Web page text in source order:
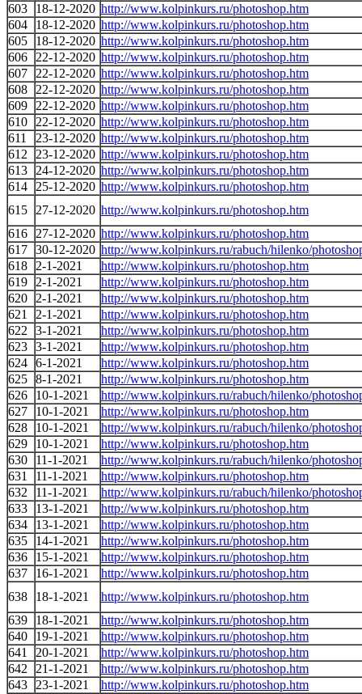
603
18-12-2020 http://www.kolpinkurs.ru/photoshop.htm
604
18-12-2020 http://www.kolpinkurs.ru/photoshop.htm
605
18-12-2020 http://www.kolpinkurs.ru/photoshop.htm
606
22-12-2020 http://www.kolpinkurs.ru/photoshop.htm
607
22-12-2020 http://www.kolpinkurs.ru/photoshop.htm
608
22-12-2020 http://www.kolpinkurs.ru/photoshop.htm
609
22-12-2020 http://www.kolpinkurs.ru/photoshop.htm
610
22-12-2020 http://www.kolpinkurs.ru/photoshop.htm
611
23-12-2020 http://www.kolpinkurs.ru/photoshop.htm
612
23-12-2020 http://www.kolpinkurs.ru/photoshop.htm
613
24-12-2020 http://www.kolpinkurs.ru/photoshop.htm
614
25-12-2020 http://www.kolpinkurs.ru/photoshop.htm
615
27-12-2020 http://www.kolpinkurs.ru/photoshop.htm
616
27-12-2020 http://www.kolpinkurs.ru/photoshop.htm
617 30-12-2020 http://www.kolpinkurs.ru/rabuch/hilenko/
618
2-1-2021
http://www.kolpinkurs.ru/photoshop.htm
619
2-1-2021
http://www.kolpinkurs.ru/photoshop.htm
620
2-1-2021
http://www.kolpinkurs.ru/photoshop.htm
621
2-1-2021
http://www.kolpinkurs.ru/photoshop.htm
622
3-1-2021
http://www.kolpinkurs.ru/photoshop.htm
623 3-1-2021
http://www.kolpinkurs.ru/photoshop.htm
624 6-1-2021
http://www.kolpinkurs.ru/photoshop.htm
625 8-1-2021
http://www.kolpinkurs.ru/photoshop.htm
626
10-1-2021
http://www.kolpinkurs.ru/rabuch/hilenko/
627
10-1-2021
http://www.kolpinkurs.ru/photoshop.htm
628
10-1-2021
http://www.kolpinkurs.ru/rabuch/hilenko/
629
10-1-2021
http://www.kolpinkurs.ru/photoshop.htm
630
11-1-2021
http://www.kolpinkurs.ru/rabuch/hilenko/
631
11-1-2021
http://www.kolpinkurs.ru/photoshop.htm
632
11-1-2021
http://www.kolpinkurs.ru/rabuch/hilenko/
633
13-1-2021
http://www.kolpinkurs.ru/photoshop.htm
634
13-1-2021
http://www.kolpinkurs.ru/photoshop.htm
635
14-1-2021
http://www.kolpinkurs.ru/photoshop.htm
636
15-1-2021
http://www.kolpinkurs.ru/photoshop.htm
637
16-1-2021
http://www.kolpinkurs.ru/photoshop.htm
638
18-1-2021
http://www.kolpinkurs.ru/photoshop.htm
639
18-1-2021
http://www.kolpinkurs.ru/photoshop.htm
640
19-1-2021
http://www.kolpinkurs.ru/photoshop.htm
641
20-1-2021
http://www.kolpinkurs.ru/photoshop.htm
642
21-1-2021
http://www.kolpinkurs.ru/photoshop.htm
643
23-1-2021
http://www.kolpinkurs.ru/photoshop.htm